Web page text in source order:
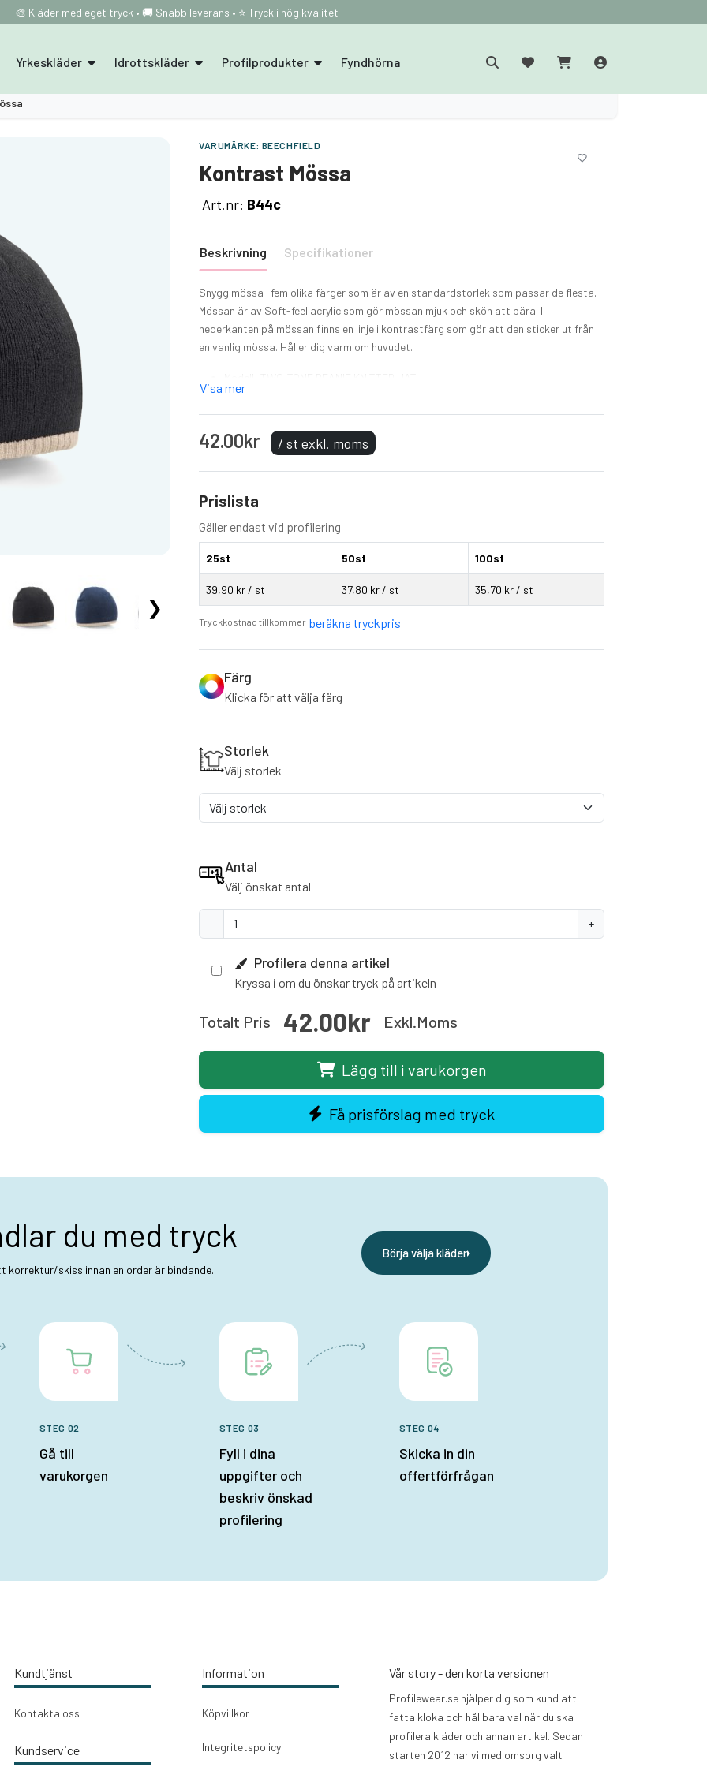
🎨 Kläder med eget tryck • 🚚 Snabb leverans • ⭐ Tryck i hög kvalitet
Yrkeskläder Idrottskläder Profilprodukter Fyndhörna
❯
VARUMÄRKE: BEECHFIELD
Kontrast Mössa
Art.nr: B44c
Beskrivning Specifikationer
Snygg mössa i fem olika färger som är av en standardstorlek som passar de flesta.
Mössan är av Soft-feel acrylic som gör mössan mjuk och skön att bära. I
nederkanten på mössan finns en linje i kontrastfärg som gör att den sticker ut från
en vanlig mössa. Håller dig varm om huvudet.
Material: 100% acrylic
Vikt:ca. 48g
Storlek: One-size
Kontrastlinje i nederkant
Mössa i One-size
5 olika färger
Visa mer
42.00kr / st exkl. moms
Prislista
Gäller endast vid profilering
25st 50st 100st
39,90 kr / st 37,80 kr / st 35,70 kr / st
Tryckkostnad tillkommer beräkna tryckpris
Färg
Klicka för att välja färg
Storlek
Välj storlek
Antal
Välj önskat antal
- +
Profilera denna artikel
Kryssa i om du önskar tryck på artikeln
Totalt Pris 42.00kr Exkl.moms
Lägg till i varukorgen
Få prisförslag med tryck
du med tryck
korrektur/skiss innan en order är bindande.
Börja välja kläder
STEG 02
Gå till
varukorgen
STEG 03
Fyll i dina
uppgifter och
beskriv önskad
profilering
STEG 04
Skicka in din
offertförfrågan
Kundtjänst
Kontakta oss
Kundservice
Information
Köpvillkor
Integritetspolicy
Vår story - den korta versionen
Profilewear.se hjälper dig som kund att
fatta kloka och hållbara val när du ska
profilera kläder och annan artikel. Sedan
starten 2012 har vi med omsorg valt